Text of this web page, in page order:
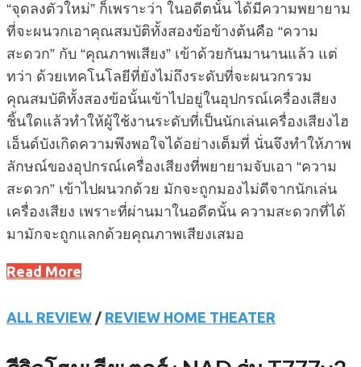
“จุดลงตัวใหม่” ก็เพราะว่า ในอดีตนั้น ได้มีความพยายาม
ที่จะผนวกเอาคุณสมบัติทั้งสองข้อข้างต้นคือ “ความ
สะดวก” กับ “คุณภาพเสียง” เข้าด้วยกันมานานแล้ว แต่
ทว่า ด้วยเทคโนโลยีที่ยังไม่ถึงระดับที่จะผนวกรวม
คุณสมบัติทั้งสองข้อนั้นเข้าไปอยู่ในอุปกรณ์เครื่องเสียง
ชิ้นใดแล้วทำให้ผู้ใช้งานระดับที่เป็นนักเล่นเครื่องเสียงไฮ
เอ็นด์บังเกิดความพึงพอใจได้อย่างเต็มที่ นั่นจึงทำให้ภาพ
ลักษณ์ของอุปกรณ์เครื่องเสียงที่พยายามจับเอา “ความ
สะดวก” เข้าไปผนวกด้วย มักจะถูกมองไม่ดีจากนักเล่น
เครื่องเสียง เพราะที่ผ่านมาในอดีตนั้น ความสะดวกที่ได้
มามักจะถูกแลกด้วยคุณภาพเสียงเสมอ
Read More
ALL REVIEW / REVIEW HOME THEATER